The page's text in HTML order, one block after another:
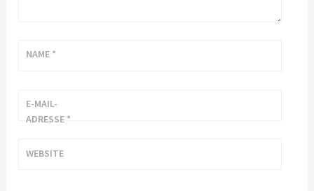
NAME *
E-MAIL-
ADRESSE *
WEBSITE